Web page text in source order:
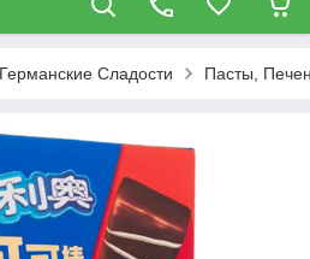
Германские Сладости Пасты,